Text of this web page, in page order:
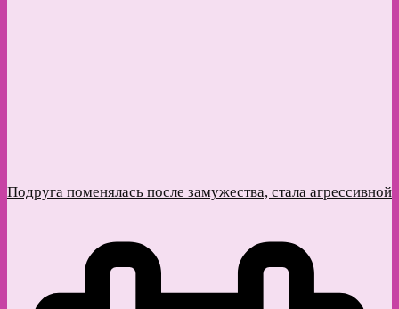
Подруга поменялась после замужества, стала агрессивной